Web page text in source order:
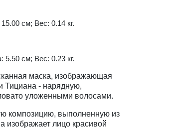
см; Вес: 0.14 кг.
см; Вес: 0.23 кг.
маска, изображающая
Тициана - нарядную,
уложенными волосами.
композицию, выполненную из
изображает лицо красивой